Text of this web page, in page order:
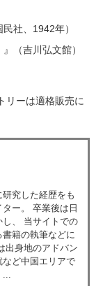
社、1942年）
（吉川弘文館）
リーは適格販売に
究した経歴をも
ー。 卒業後は日
、 当サイトでの
籍の執筆などに
出身地のアドバン
ど中国エリアで
...